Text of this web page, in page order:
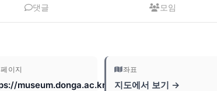
댓글 모임
이지
museum.donga.ac.kr/museum/
좌표
지도에서 보기 →